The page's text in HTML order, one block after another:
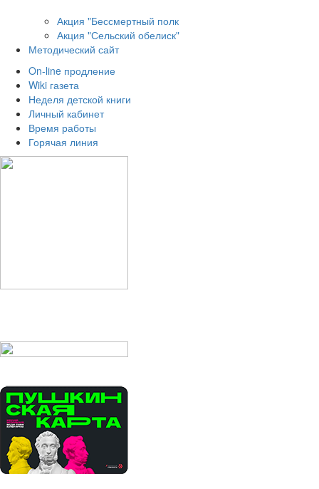
Акция "Бессмертный полк
Акция "Сельский обелиск"
Методический сайт
On-line продление
Wiki газета
Неделя детской книги
Личный кабинет
Время работы
Горячая линия